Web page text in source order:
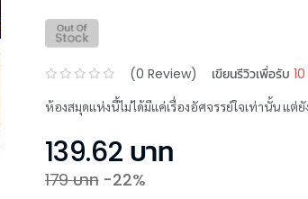
(0 Review) เขียนรีวิวเพื่อรับ
ห้องสมุดแห่งนี้ไม่ได้มีแค่เรื่องอัศจรรย์ใจเท่านั้น แ
139.62 บาท
179บาท -22%